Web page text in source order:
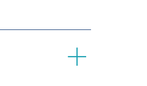
dirección